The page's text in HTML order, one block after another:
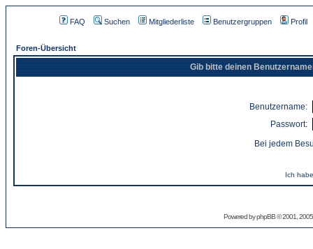
FAQ Suchen Mitgliederliste Benutzergruppen Profil
Foren-Übersicht
Gib bitte deinen
Benutzername:
Passwort:
Bei jedem
Ich
Powered byphpBB© 2001,